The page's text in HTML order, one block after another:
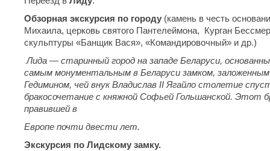
Обзорная экскурсия по городу (камень в честь
Михаила, церковь святого Пантелеймона,
Курган
скульптуры «Банщик Вася», «Командировочный» и др.)
Лида — старинный город на западе Беларуси,
самым монументальным в Беларуси замком,
Гедимином, чей внук Владислав II Ягайло столетие
бракосочетание с княжной Софьей Гольшанской. Этот
правившей в
Европе почти двести лет.
Экскурсия по Лидскому замку.